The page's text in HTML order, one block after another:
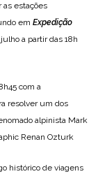
as estações
em Expedição
a partir das 18h
com a
resolver um dos
alpinista Mark
Renan Ozturk
histórico de viagens